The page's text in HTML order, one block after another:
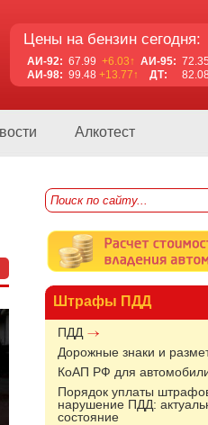
Цены на бензин сегодня:
АИ-92: 67.99 +6.03↑ АИ-95: 72.35
АИ-98: 99.48 +13.77↑ ДТ: 82.08
Алкотест
Штрафы ПДД
ПДД
Дорожные знаки и
КоАП РФ для
Порядок уплаты
нарушение ПДД:
состояние